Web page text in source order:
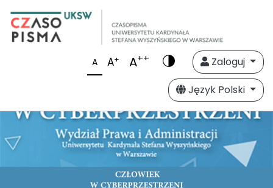
A A+ A++
Zaloguj
Język Polski